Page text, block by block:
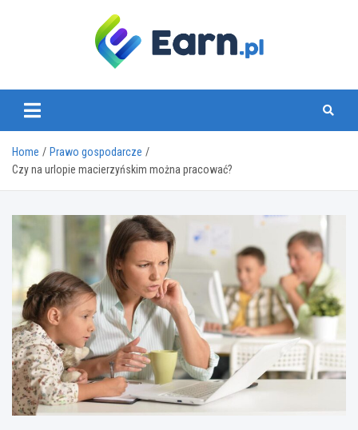
www.earn.pl
Home
Prawo gospodarcze
Czy na urlopie macierzyńskim można pracować?